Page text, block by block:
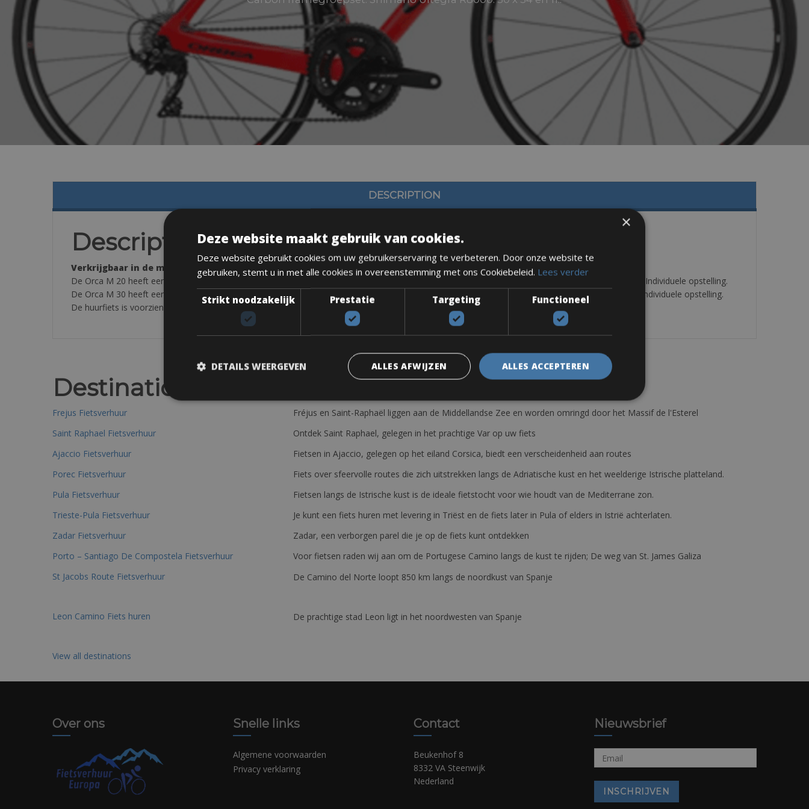
DESCRIPTION
Description
Verkrijgbaar in de maten: XS, 49 S/51, M/53, L/55 en XL/57, XXL 60
De Orca M 20 heeft een Full Carbon framegroepset: Shimano Ultegra R8000. 50 x 34 en 11 x 28 of 11 x 32. Wielen: Mavic Aksium Elite. Kenmerken: Individuele opstelling.
De Orca M 30 heeft een Full Carbon framegroepset: Shimano 105 compact. 50 x 34 en 11 x 28 of 11 x 32. Wielen: Mavic Aksium Elite. Kenmerken: Individuele opstelling.
De huurfiets is voorzien van: een helm, reserveband, pomp en minitool.
Destinations
Frejus Fietsverhuur
Fréjus en Saint-Raphaël liggen aan de Middellandse Zee en worden omringd door het Massif de l'Esterel
Saint Raphael Fietsverhuur
Ontdek Saint Raphael, gelegen in het prachtige Var op uw fiets
Ajaccio Fietsverhuur
Fietsen in Ajaccio, gelegen op het eiland Corsica, biedt een verscheidenheid aan routes
Porec Fietsverhuur
Fiets over sfeervolle routes die zich uitstrekken langs de Adriatische kust en het weelderige Istrische platteland.
Pula Fietsverhuur
Fietsen langs de Istrische kust is de ideale fietstocht voor wie houdt van de Mediterrane zon.
Trieste-Pula Fietsverhuur
Je kunt een fiets huren met levering in Triëst en de fiets later in Pula of elders in Istrië achterlaten.
Zadar Fietsverhuur
Zadar, een verborgen parel die je op de fiets kunt ontdekken
Porto – Santiago De Compostela Fietsverhuur
Voor fietsen raden wij aan om de Portugese Camino langs de kust te rijden; De weg van St. James Galiza
St Jacobs Route Fietsverhuur
De Camino del Norte loopt 850 km langs de noordkust van Spanje
Leon Camino Fiets huren De prachtige stad Leon ligt in het noordwesten van Spanje
View all destinations
Over ons Snelle links
Algemene voorwaarden
Privacy verklaring
Contact
Beukenhof 8
8332 VA Steenwijk
Nederland
Nieuwsbrief
×
Deze website maakt gebruik van cookies.
Deze website gebruikt cookies om uw gebruikerservaring te verbeteren. Door onze website te
gebruiken, stemt u in met alle cookies in overeenstemming met ons Cookiebeleid. Lees verder
Strikt noodzakelijk Prestatie Targeting Functioneel
ALLES ACCEPTEREN
ALLES AFWIJZEN
DETAILS WEERGEVEN